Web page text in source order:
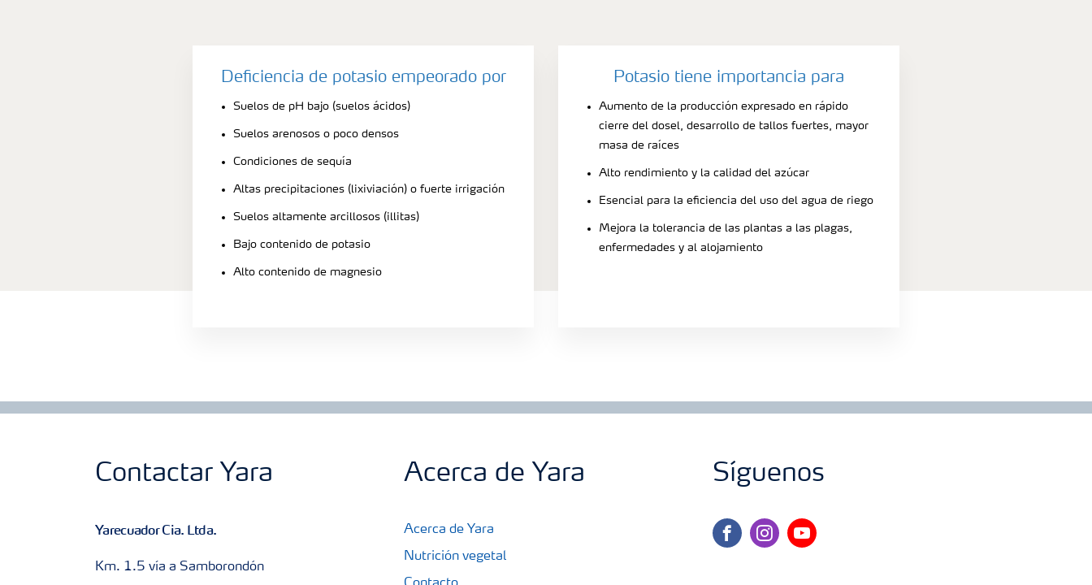
Deficiencia de potasio empeorado por
Suelos de pH bajo (suelos ácidos)
Suelos arenosos o poco densos
Condiciones de sequía
Altas precipitaciones (lixiviación) o fuerte irrigación
Suelos altamente arcillosos (illitas)
Bajo contenido de potasio
Alto contenido de magnesio
Potasio tiene importancia para
Aumento de la producción expresado en rápido
cierre del dosel, desarrollo de tallos fuertes, mayor
masa de raíces
Alto rendimiento y la calidad del azúcar
Esencial para la eficiencia del uso del agua de riego
Mejora la tolerancia de las plantas a las plagas,
enfermedades y al alojamiento
Contactar Yara
Yarecuador Cia. Ltda.
Km. 1.5 vía a Samborondón
Acerca de Yara
Acerca de Yara
Nutrición vegetal
Síguenos
facebookinstagram
youtube